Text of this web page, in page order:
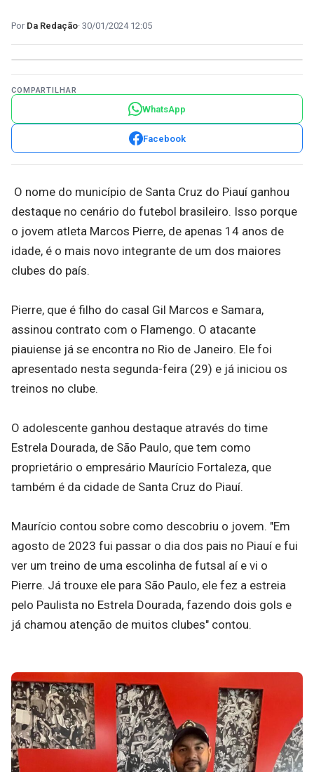
Da Redação 30/01/2024 12:05
COMPARTILHAR
WhatsApp
Facebook
O nome do município de Santa Cruz do Piauí ganhou
destaque no cenário do futebol brasileiro. Isso porque
o jovem atleta Marcos Pierre, de apenas 14 anos de
idade, é o mais novo integrante de um dos maiores
clubes do país.
Pierre, que é filho do casal Gil Marcos e Samara,
assinou contrato com o Flamengo. O atacante
piauiense já se encontra no Rio de Janeiro. Ele foi
apresentado nesta segunda-feira (29) e já iniciou os
treinos no clube.
O adolescente ganhou destaque através do time
Estrela Dourada, de São Paulo, que tem como
proprietário o empresário Maurício Fortaleza, que
também é da cidade de Santa Cruz do Piauí.
Maurício contou sobre como descobriu o jovem. "Em
agosto de 2023 fui passar o dia dos pais no Piauí e fui
ver um treino de uma escolinha de futsal aí e vi o
Pierre. Já trouxe ele para São Paulo, ele fez a estreia
pelo Paulista no Estrela Dourada, fazendo dois gols e
já chamou atenção de muitos clubes" contou.